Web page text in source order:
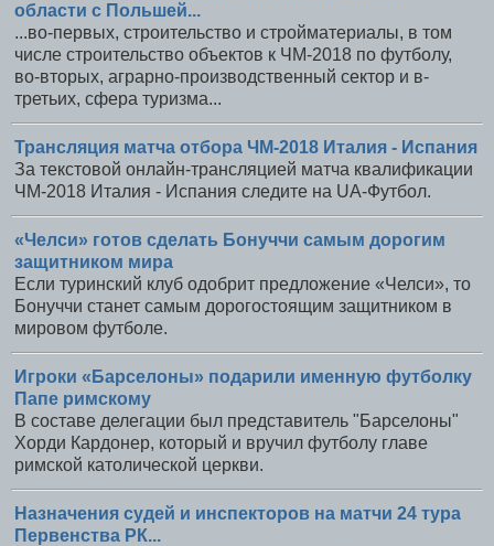
области с Польшей...
...во-первых, строительство и стройматериалы, в том
числе строительство объектов к ЧМ-2018 по футболу,
во-вторых, аграрно-производственный сектор и в-
третьих, сфера туризма...
Трансляция матча отбора ЧМ-2018 Италия - Испания
За текстовой онлайн-трансляцией матча квалификации
ЧМ-2018 Италия - Испания следите на UA-Футбол.
«Челси» готов сделать Бонуччи самым дорогим
защитником мира
Если туринский клуб одобрит предложение «Челси», то
Бонуччи станет самым дорогостоящим защитником в
мировом футболе.
Игроки «Барселоны» подарили именную футболку
Папе римскому
В составе делегации был представитель "Барселоны"
Хорди Кардонер, который и вручил футболу главе
римской католической церкви.
Назначения судей и инспекторов на матчи 24 тура
Первенства РК...